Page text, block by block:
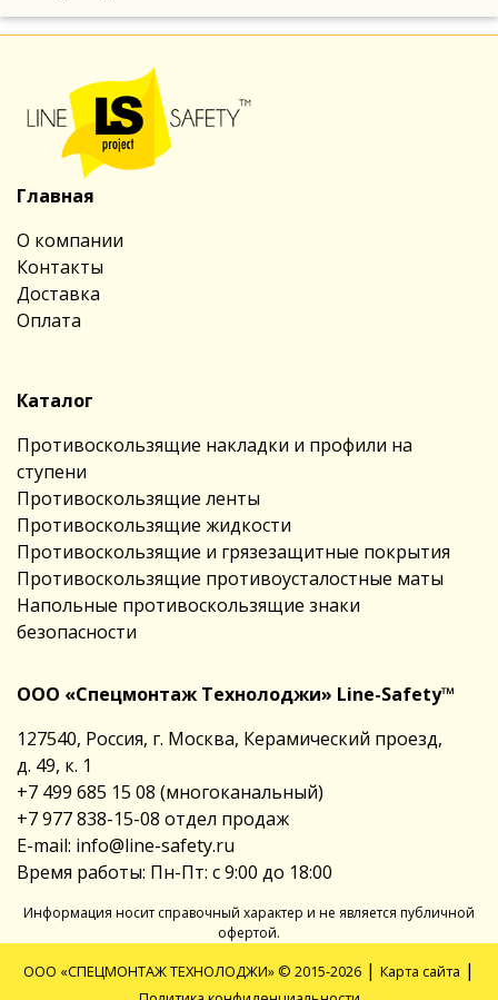
Главная
О компании
Контакты
Доставка
Оплата
Каталог
Противоскользящие накладки и профили на
ступени
Противоскользящие ленты
Противоскользящие жидкости
Противоскользящие и грязезащитные покрытия
Противоскользящие противоусталостные маты
Напольные противоскользящие знаки
безопасности
ООО «Спецмонтаж Технолоджи» Line-Safety™
127540, Россия, г. Москва, Керамический проезд,
д. 49, к. 1
+7 499 685 15 08 (многоканальный)
+7 977 838-15-08 отдел продаж
E-mail: info@line-safety.ru
Время работы: Пн-Пт: с 9:00 до 18:00
Информация носит справочный характер и не является публичной
офертой.
ООО «СПЕЦМОНТАЖ ТЕХНОЛОДЖИ» © 2015-2026 | Карта сайта |